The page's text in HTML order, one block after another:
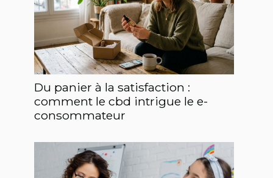
Du panier à la satisfaction :
comment le cbd intrigue le e-
consommateur